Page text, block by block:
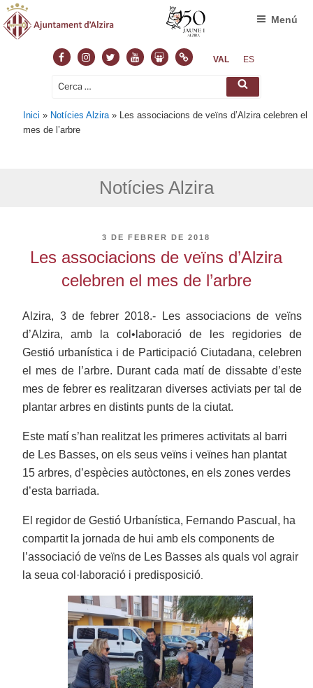
FacebookInstagram
TwitterYoutubeSlideshare
NormasVAL ES
Cerca: Cerca
Menú
Inici » Notícies Alzira » Les associacions de veïns d’Alzira celebren el
mes de l’arbre
Notícies Alzira
PUBLICAT
3 DE FEBRER DE 2018
Les associacions de veïns d’Alzira
celebren el mes de l’arbre
Alzira, 3 de febrer 2018.- Les associacions de veïns
d’Alzira, amb la col•laboració de les regidories de
Gestió urbanística i de Participació Ciutadana, celebren
el mes de l’arbre. Durant cada matí de dissabte d’este
mes de febrer es realitzaran diverses activiats per tal de
plantar arbres en distints punts de la ciutat.
Este matí s’han realitzat les primeres activitats al barri
de Les Basses, on els seus veïns i veïnes han plantat
15 arbres, d’espècies autòctones, en els zones verdes
d’esta barriada.
El regidor de Gestió Urbanística, Fernando Pascual, ha
compartit la jornada de hui amb els components de
l’associació de veïns de Les Basses als quals vol agrair
la seua col·laboració i predisposició